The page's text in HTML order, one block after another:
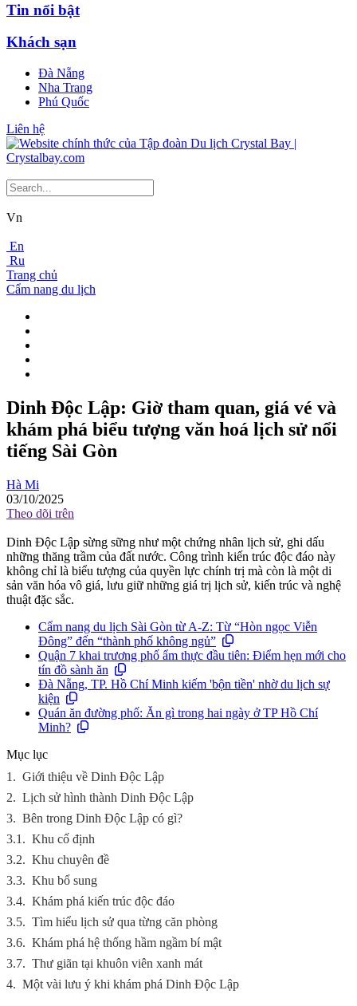
Tin nổi bật
Khách sạn
Đà Nẵng
Nha Trang
Phú Quốc
Liên hệ
Vn
En
Ru
Trang chủ
Cẩm nang du lịch
Dinh Độc Lập: Giờ tham quan, giá vé và
khám phá biểu tượng văn hoá lịch sử nổi
tiếng Sài Gòn
Hà Mi
03/10/2025
Theo dõi trên
Dinh Độc Lập sừng sững như một chứng nhân lịch sử, ghi dấu
những thăng trầm của đất nước. Công trình kiến trúc độc đáo này
không chỉ là biểu tượng của quyền lực chính trị mà còn là một di
sản văn hóa vô giá, lưu giữ những giá trị lịch sử, kiến trúc và nghệ
thuật đặc sắc.
Cẩm nang du lịch Sài Gòn từ A-Z: Từ “Hòn ngọc Viễn
Đông” đến “thành phố không ngủ”
Quận 7 khai trương phố ẩm thực đầu tiên: Điểm hẹn mới cho
tín đồ sành ăn
Đà Nẵng, TP. Hồ Chí Minh kiếm 'bộn tiền' nhờ du lịch sự
kiện
Quán ăn đường phố: Ăn gì trong hai ngày ở TP Hồ Chí
Minh?
Mục lục
1. Giới thiệu về Dinh Độc Lập
2. Lịch sử hình thành Dinh Độc Lập
3. Bên trong Dinh Độc Lập có gì?
3.1. Khu cố định
3.2. Khu chuyên đề
3.3. Khu bổ sung
3.4. Khám phá kiến trúc độc đáo
3.5. Tìm hiểu lịch sử qua từng căn phòng
3.6. Khám phá hệ thống hầm ngầm bí mật
3.7. Thư giãn tại khuôn viên xanh mát
4. Một vài lưu ý khi khám phá Dinh Độc Lập